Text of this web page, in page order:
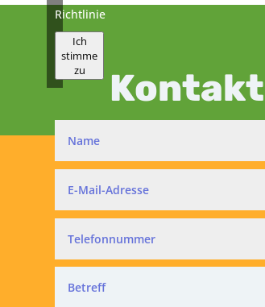
Richtlinie
Ich
stimme
zu
Kontakt